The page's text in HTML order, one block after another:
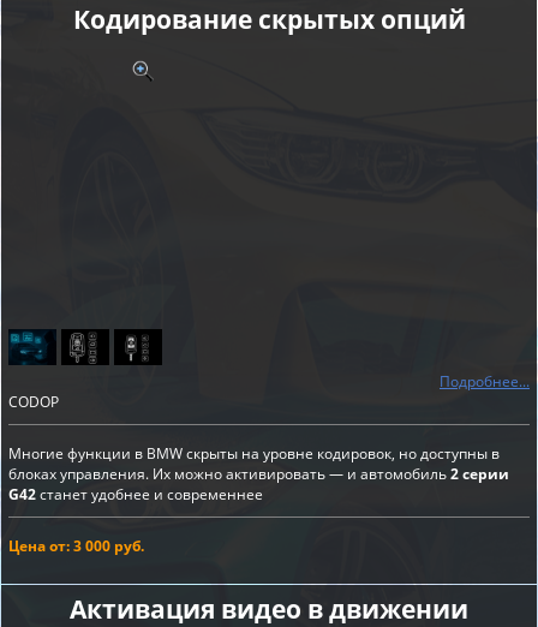
Кодирование скрытых опций
Подробнее...
CODOP
Многие функции в BMW скрыты на уровне кодировок, но доступны в
блоках управления. Их можно активировать — и автомобиль2 серии
G42станет удобнее и современнее
Цена от: 3 000 руб.
Активация видео в движении